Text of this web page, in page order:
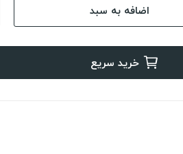
اضافه به سبد
خرید سریع